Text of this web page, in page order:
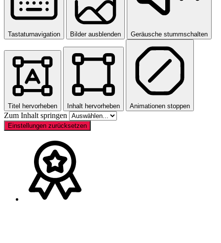
Tastaturnavigation Bilder ausblenden Geräusche stummschalten
Titel hervorheben Inhalt hervorheben Animationen stoppen
Zum Inhalt springen
Einstellungen zurücksetzen